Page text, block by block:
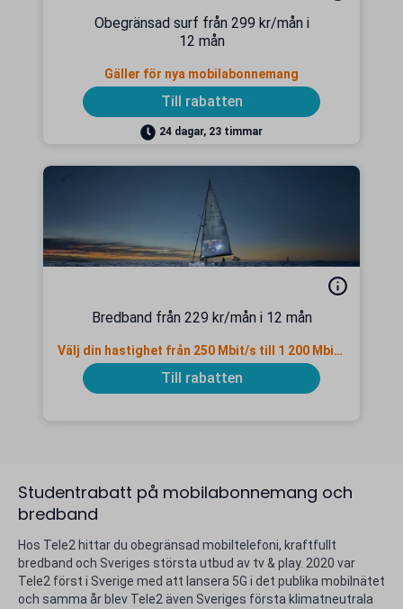
Obegränsad surf från 299 kr/mån i
12 mån
Gäller för nya mobilabonnemang
Till rabatten
24 dagar, 23 timmar
Bredband från 229 kr/mån i 12 mån
Välj din hastighet från 250 Mbit/s till 1 200 Mbit/s
Till rabatten
Studentrabatt på mobilabonnemang och
bredband
Hos Tele2 hittar du obegränsad mobiltelefoni, kraftfullt
bredband och Sveriges största utbud av tv & play. 2020 var
Tele2 först i Sverige med att lansera 5G i det publika mobilnätet
och samma år blev Tele2 även Sveriges första klimatneutrala